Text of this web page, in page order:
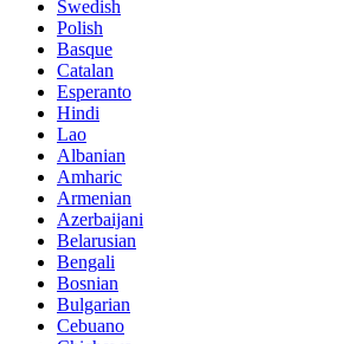
Swedish
Polish
Basque
Catalan
Esperanto
Hindi
Lao
Albanian
Amharic
Armenian
Azerbaijani
Belarusian
Bengali
Bosnian
Bulgarian
Cebuano